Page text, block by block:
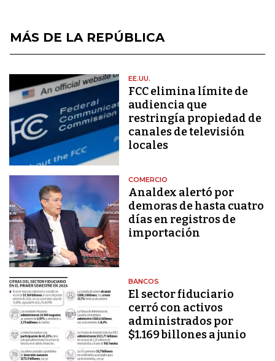
MÁS DE LA REPÚBLICA
EE.UU.
FCC elimina límite de
audiencia que
restringía propiedad de
canales de televisión
locales
COMERCIO
Analdex alertó por
demoras de hasta cuatro
días en registros de
importación
BANCOS
El sector fiduciario
cerró con activos
administrados por
$1.169 billones a junio